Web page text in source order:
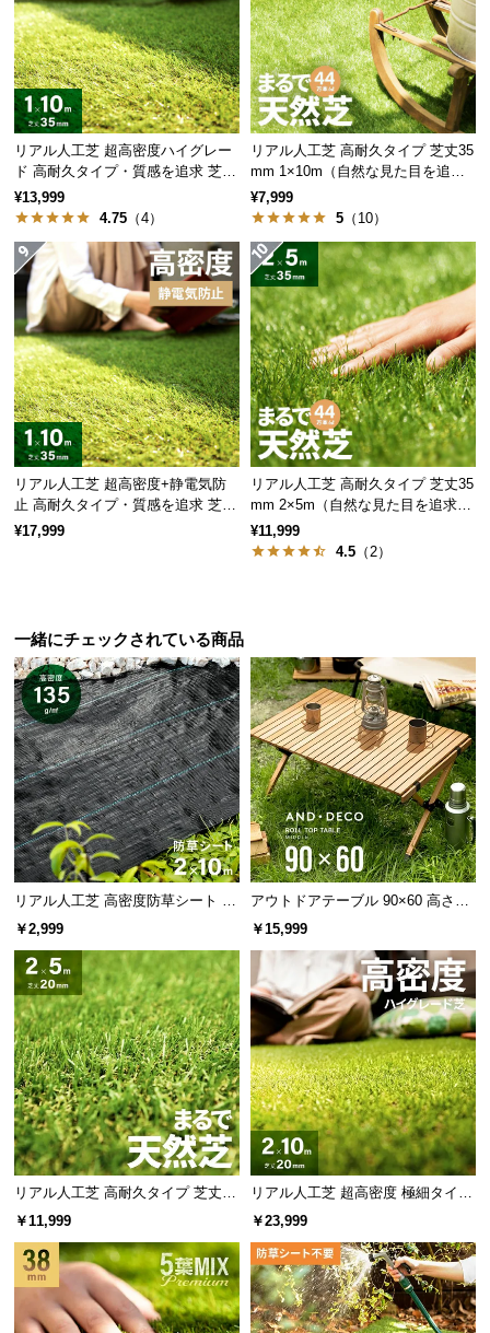
企
業
情
報
o.,
リアル人工芝 超高密度ハイグレー
ド 高耐久タイプ・質感を追求 芝丈
35mm 1×10m
¥13,999
4.75 （4）
リアル人工芝 高耐久タイプ 芝丈35
mm 1×10m（自然な見た目を追
求・U字ピン付属）
¥7,999
5 （10）
リアル人工芝 超高密度+静電気防
止 高耐久タイプ・質感を追求 芝丈
35mm 1×10m
¥17,999
リアル人工芝 高耐久タイプ 芝丈35
mm 2×5m（自然な見た目を追求・
U字ピン付属）
¥11,999
4.5 （2）
一緒にチェックされている商品
リアル人工芝 高密度防草シート 2×
10m
￥2,999
アウトドアテーブル 90×60 高さ44
cm
￥15,999
リアル人工芝 高耐久タイプ 芝丈20
mm 2×5m（自然な見た目を追求・
￥11,999
リアル人工芝 超高密度 極細タイプ
芝丈20mm 2×10m
￥23,999